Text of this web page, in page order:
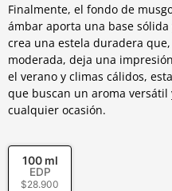
Finalmente, el fondo de
ámbar aporta una base
crea una estela duradera
moderada, deja una
el verano y climas cálidos,
que buscan un aroma
cualquier ocasión.
100 ml
EDP
$28.900